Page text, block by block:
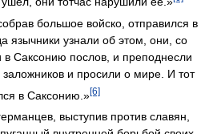
большое войско, отправился в
язычники узнали об этом, они, со
в Саксонию послов, и преподнесли
и просили о мире. И тот
в Саксонию.»[6]
выступив против славян,